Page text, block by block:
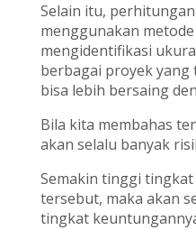
Selain itu,
menggunakan
mengidentifikasi
berbagai proyek
bisa lebih bersaing
Bila kita membahas
akan selalu banyak
Semakin tinggi
tersebut, maka akan
tingkat